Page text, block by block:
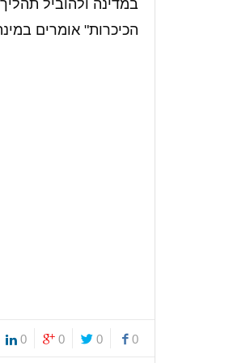
במדינה ולהוביל
הכיכרות" אומרים
0
0
0
0